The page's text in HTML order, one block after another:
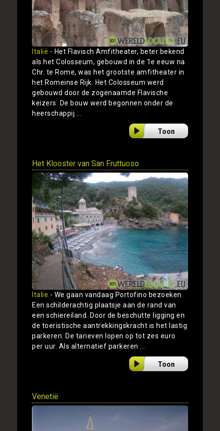
Italië - Het Flavisch Amfitheater, beter bekend
als het Colosseum, gebouwd in de 1e eeuw na
Chr. te Rome, was het grootste amfitheater in
het Romeinse Rijk. Het Colosseum werd
gebouwd door de zogenaamde Flavische
keizers. De bouw werd begonnen onder de
heerschappij ...
Toon
Het Klooster van San Fruttuoso
Italie - We gaan vandaag Portofino bezoeken.
Een schilderachtig plaatsje aan de rand van
een schiereiland. Door de beschutte ligging en
de toeristische aantrekkingskracht is het lastig
parkeren. De tarieven lopen op tot zes euro
per uur. Als alternatief parkeren ...
Toon
Venetië